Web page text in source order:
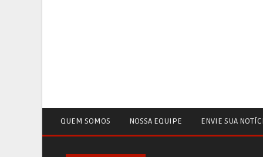
QUEM SOMOS NOSSA EQUIPE ENVIE SUA